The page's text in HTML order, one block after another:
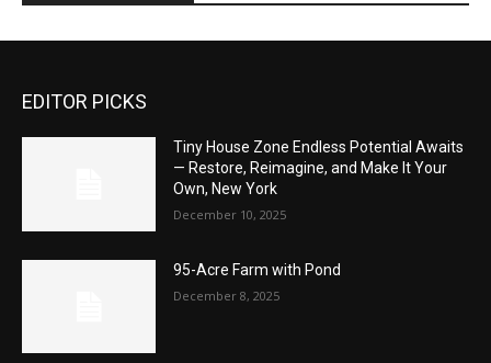
EDITOR PICKS
Tiny House Zone Endless Potential Awaits
— Restore, Reimagine, and Make It Your
Own, New York
December 10, 2025
95-Acre Farm with Pond
December 8, 2025